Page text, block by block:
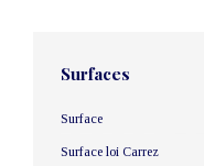
Surfaces
Surface
Surface loi Carrez